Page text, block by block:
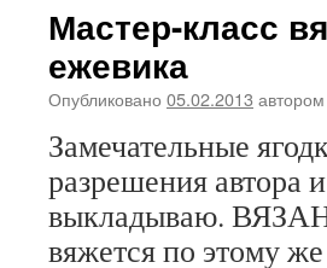
Мастер-класс
ежевика
Опубликовано 05.02.2013 автором
Замечательные
разрешения автора
выкладываю.
вяжется по этому